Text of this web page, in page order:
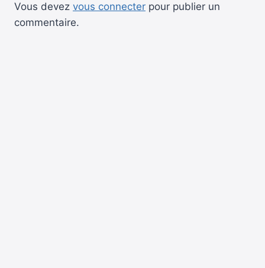
Vous devez vous connecter pour publier un
commentaire.